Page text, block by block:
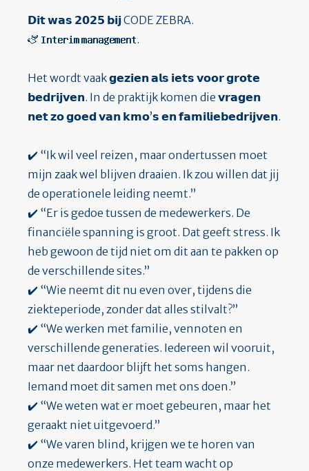
𝗗𝗶𝘁 𝘄𝗮𝘀 𝟮𝟬𝟮𝟱 𝗯𝗶𝗷 CODE ZEBRA.
🫏 𝗜𝗻𝘁𝗲𝗿𝗶𝗺 𝗺𝗮𝗻𝗮𝗴𝗲𝗺𝗲𝗻𝘁.
Het wordt vaak 𝗴𝗲𝘇𝗶𝗲𝗻 𝗮𝗹𝘀 𝗶𝗲𝘁𝘀 𝘃𝗼𝗼𝗿 𝗴𝗿𝗼𝘁𝗲
𝗯𝗲𝗱𝗿𝗶𝗷𝘃𝗲𝗻. In de praktijk komen die 𝘃𝗿𝗮𝗴𝗲𝗻
𝗻𝗲𝘁 𝘇𝗼 𝗴𝗼𝗲𝗱 𝘃𝗮𝗻 𝗸𝗺𝗼’𝘀 𝗲𝗻 𝗳𝗮𝗺𝗶𝗹𝗶𝗲𝗯𝗲𝗱𝗿𝗶𝗷𝘃𝗲𝗻.
✔️ “Ik wil veel reizen, maar ondertussen moet
mijn zaak wel blijven draaien. Ik zou willen dat jij
de operationele leiding neemt.”
✔️ “Er is gedoe tussen de medewerkers. De
financiële spanning is groot. Dat geeft stress. Ik
heb gewoon de tijd niet om dit aan te pakken op
de verschillende sites.”
✔️ “Wie neemt dit nu even over, tijdens die
ziekteperiode, zonder dat alles stilvalt?”
✔️ “We werken met familie, vennoten en
verschillende generaties. Iedereen wil vooruit,
maar net daardoor blijft het soms hangen.
Iemand moet dit samen met ons doen.”
✔️ “We weten wat er moet gebeuren, maar het
geraakt niet uitgevoerd.”
✔️ “We varen blind, krijgen we te horen van
onze medewerkers. Het team wacht op